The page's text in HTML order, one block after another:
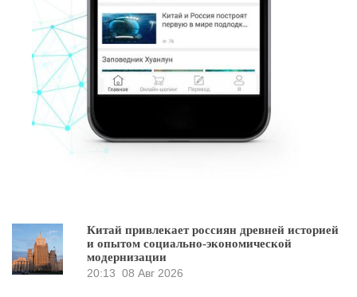
Китай привлекает россиян древней историей
и опытом социально-экономической
модернизации
20:13 08 Авг 2026